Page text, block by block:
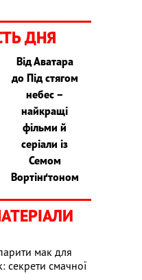
ДНЯ
Від Аватара
до Під стягом
небес –
найкращі
фільми й
серіали із
Семом
Вортінґтоном
мак для
секрети смачної